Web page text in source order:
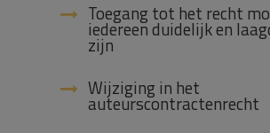
Toegang tot het recht
iedereen duidelijk en
zijn
Wijziging in het
auteurscontractenrecht